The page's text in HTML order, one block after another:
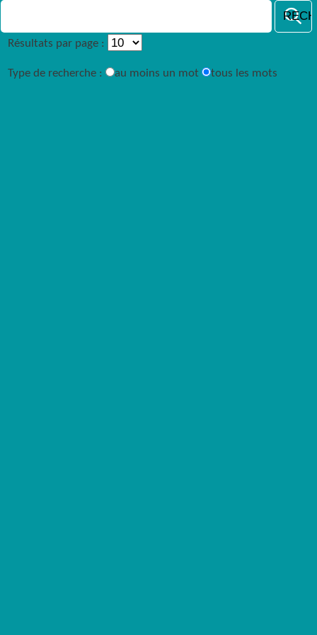
Résultats par page :
Type de recherche : au moins un mot tous les mots